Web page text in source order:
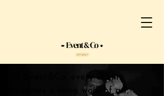
At Event&Co, every event
becomes a living work of art,